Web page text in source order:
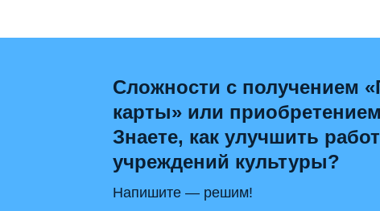
Сложности с получением
карты» или
Знаете, как улучшить
учреждений культуры?
Напишите — решим!